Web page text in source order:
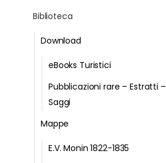
Biblioteca
Download
eBooks Turistici
Pubblicazioni rare – Estratti –
Saggi
Mappe
E.V. Monin 1822-1835